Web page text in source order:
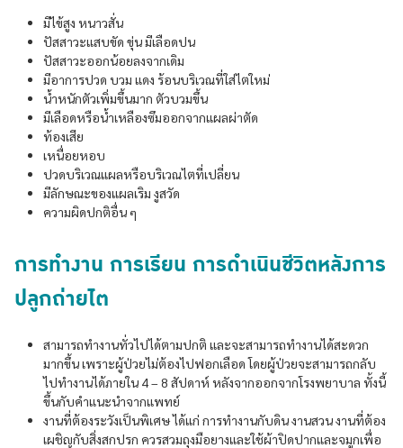
มีไข้สูง หนาวสั่น
ปัสสาวะแสบขัด ขุ่น มีเลือดปน
ปัสสาวะออกน้อยลงจากเดิม
มีอาการปวด บวม แดง ร้อนบริเวณที่ใส่ไตใหม่
น้ำหนักตัวเพิ่มขึ้นมาก ตัวบวมขึ้น
มีเลือดหรือน้ำเหลืองซึมออกจากแผลผ่าตัด
ท้องเสีย
เหนื่อยหอบ
ปวดบริเวณแผลหรือบริเวณไตที่เปลี่ยน
มีลักษณะของแผลเริม งูสวัด
ความผิดปกติอื่น ๆ
การทำงาน การเรียน การดำเนินชีวิตหลังการ
ปลูกถ่ายไต
สามารถทำงานทั่วไปได้ตามปกติ และจะสามารถทำงานได้สะดวก
มากขึ้น เพราะผู้ป่วยไม่ต้องไปฟอกเลือด โดยผู้ป่วยจะสามารถกลับ
ไปทำงานได้ภายใน 4 – 8 สัปดาห์ หลังจากออกจากโรงพยาบาล ทั้งนี้
ขึ้นกับคำแนะนำจากแพทย์
งานที่ต้องระวังเป็นพิเศษ ได้แก่ การทำงานกับดิน งานสวน งานที่ต้อง
เผชิญกับสิ่งสกปรก ควรสวมถุงมือยางและใช้ผ้าปิดปากและจมูกเพื่อ